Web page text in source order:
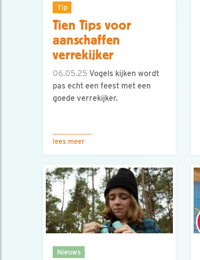
Tip
Tien Tips voor
aanschaffen
verrekijker
06.05.25 Vogels kijken wordt
pas echt een feest met een
goede verrekijker.
lees meer
Nieuws